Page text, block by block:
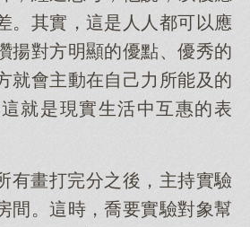
。其實，這是人人都可以應
揚對方明顯的優點、優秀的
就會主動在自己力所能及的
就是現實生活中互惠的表
有畫打完分之後，主持實驗
間。這時，喬要實驗對象幫